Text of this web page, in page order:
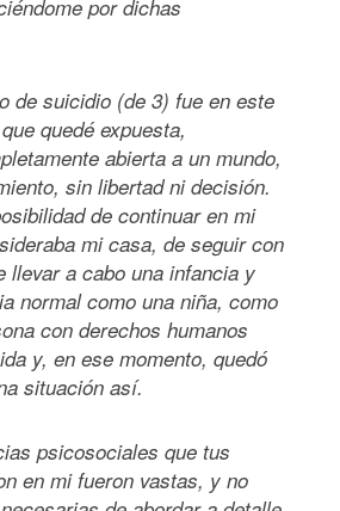
por dichas
de suicidio (de 3) fue en este
quedé expuesta,
abierta a un mundo,
sin libertad ni decisión.
de continuar en mi
mi casa, de seguir con
llevar a cabo una infancia y
normal como una niña, como
con derechos humanos
y, en ese momento, quedó
situación así.
psicosociales que tus
en mi fueron vastas, y no